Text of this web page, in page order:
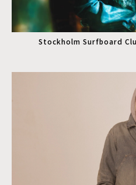
Stockholm Surfboard